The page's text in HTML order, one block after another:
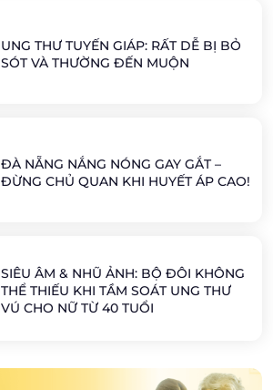
UNG THƯ TUYẾN GIÁP: RẤT DỄ BỊ BỎ
SÓT VÀ THƯỜNG ĐẾN MUỘN
ĐÀ NẴNG NẮNG NÓNG GAY GẮT –
ĐỪNG CHỦ QUAN KHI HUYẾT ÁP CAO!
SIÊU ÂM & NHŨ ẢNH: BỘ ĐÔI KHÔNG
THỂ THIẾU KHI TẦM SOÁT UNG THƯ
VÚ CHO NỮ TỪ 40 TUỔI